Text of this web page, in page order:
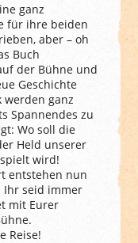
ganz
für ihre beiden
aber – oh
Buch
der Bühne und
Geschichte
werden ganz
Spannendes zu
Wo soll die
Held unserer
wird!
entstehen nun
Ihr seid immer
mit Eurer
Reise!